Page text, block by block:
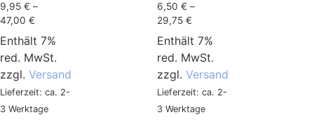
9,95 € –
47,00 €
Enthält 7%
red. MwSt.
zzgl. Versand
Lieferzeit: ca. 2-
3 Werktage
6,50 € –
29,75 €
Enthält 7%
red. MwSt.
zzgl. Versand
Lieferzeit: ca. 2-
3 Werktage